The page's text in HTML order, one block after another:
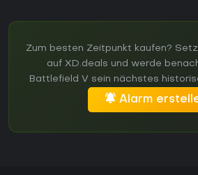
Zum besten Zeitpunkt kaufen?
auf XD.deals und werde
Battlefield V sein nächstes
Alarm